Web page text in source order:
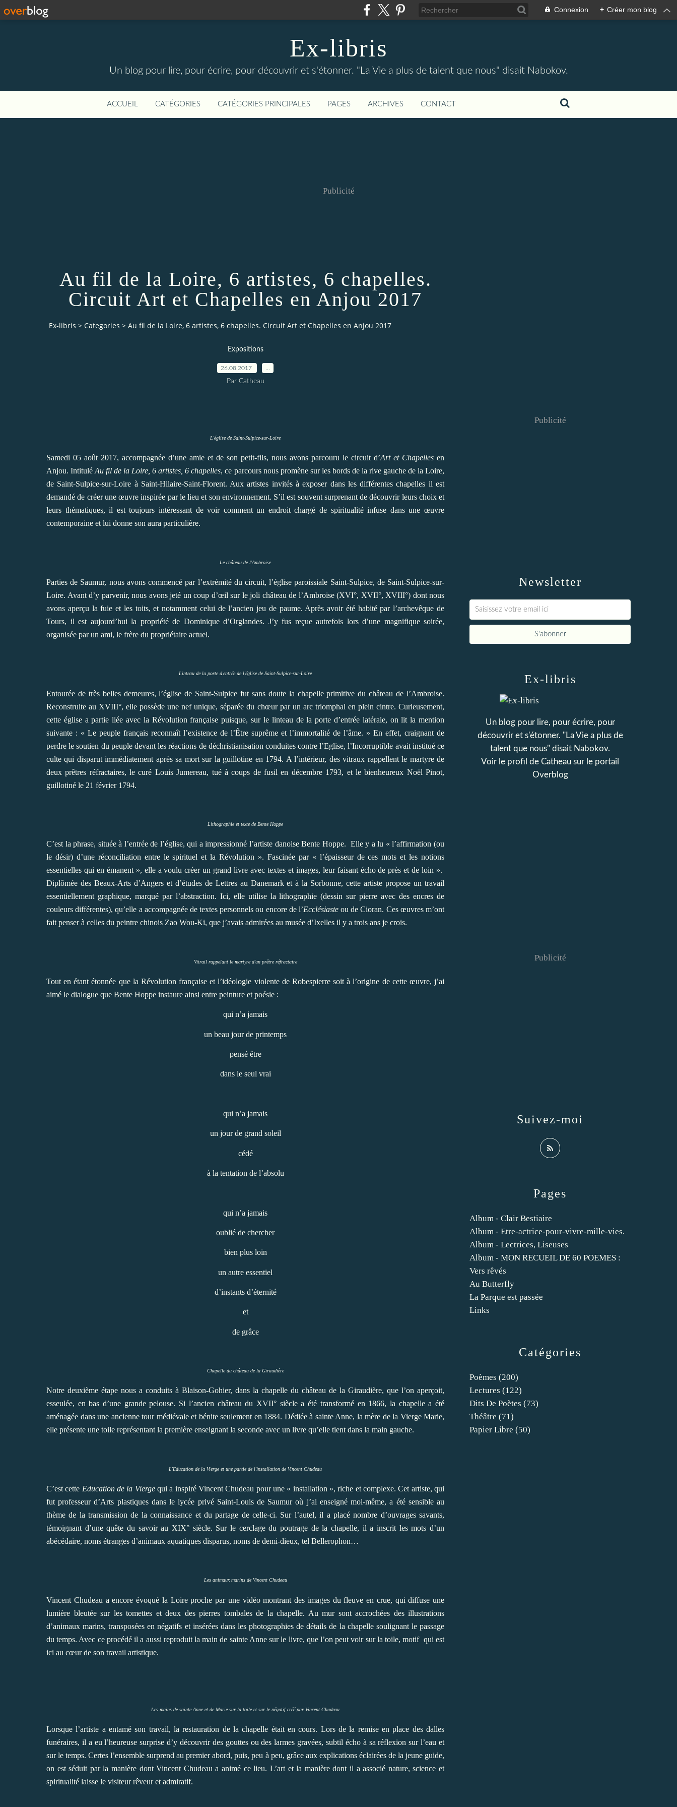
Connexion + Créer mon blog
Ex-libris
Un blog pour lire, pour écrire, pour découvrir et s'étonner. "La Vie a plus de talent que nous" disait Nabokov.
ACCUEIL CATÉGORIES CATÉGORIES PRINCIPALES PAGES ARCHIVES CONTACT
Publicité
Au fil de la Loire, 6 artistes, 6 chapelles.
Circuit Art et Chapelles en Anjou 2017
Ex-libris > Categories > Au fil de la Loire, 6 artistes, 6 chapelles. Circuit Art et Chapelles en Anjou 2017
Expositions
26.08.2017
Par Catheau
L'église de Saint-Sulpice-sur-Loire
Samedi 05 août 2017, accompagnée d’une amie et de son petit-fils, nous avons parcouru le circuit d’Art et Chapelles en
Anjou. IntituléAu fil de la Loire, 6 artistes, 6 chapelles, ce parcours nous promène sur les bords de la rive gauche de la Loire,
de Saint-Sulpice-sur-Loire à Saint-Hilaire-Saint-Florent. Aux artistes invités à exposer dans les différentes chapelles il est
demandé de créer une œuvre inspirée par le lieu et son environnement. S’il est souvent surprenant de découvrir leurs choix et
leurs thématiques, il est toujours intéressant de voir comment un endroit chargé de spiritualité infuse dans une œuvre
contemporaine et lui donne son aura particulière.
Le château de l'Ambroise
Parties de Saumur, nous avons commencé par l’extrémité du circuit, l’église paroissiale Saint-Sulpice, de Saint-Sulpice-sur-
Loire. Avant d’y parvenir, nous avons jeté un coup d’œil sur le joli château de l’Ambroise (XVI°, XVII°, XVIII°) dont nous
avons aperçu la fuie et les toits, et notamment celui de l’ancien jeu de paume. Après avoir été habité par l’archevêque de
Tours, il est aujourd’hui la propriété de Dominique d’Orglandes. J’y fus reçue autrefois lors d’une magnifique soirée,
organisée par un ami, le frère du propriétaire actuel.
Linteau de la porte d'entrée de l'église de Saint-Sulpice-sur-Loire
Entourée de très belles demeures, l’église de Saint-Sulpice fut sans doute la chapelle primitive du château de l’Ambroise.
Reconstruite au XVIII°, elle possède une nef unique, séparée du chœur par un arc triomphal en plein cintre. Curieusement,
cette église a partie liée avec la Révolution française puisque, sur le linteau de la porte d’entrée latérale, on lit la mention
suivante : « Le peuple français reconnaît l’existence de l’Être suprême et l’immortalité de l’âme. » En effet, craignant de
perdre le soutien du peuple devant les réactions de déchristianisation conduites contre l’Eglise, l’Incorruptible avait institué ce
culte qui disparut immédiatement après sa mort sur la guillotine en 1794. A l’intérieur, des vitraux rappellent le martyre de
deux prêtres réfractaires, le curé Louis Jumereau, tué à coups de fusil en décembre 1793, et le bienheureux Noël Pinot,
guillotiné le 21 février 1794.
Lithographie et texte de Bente Hoppe
C’est la phrase, située à l’entrée de l’église, qui a impressionné l’artiste danoise Bente Hoppe. Elle y a lu « l’affirmation (ou
le désir) d’une réconciliation entre le spirituel et la Révolution ». Fascinée par « l’épaisseur de ces mots et les notions
essentielles qui en émanent », elle a voulu créer un grand livre avec textes et images, leur faisant écho de près et de loin ».
Diplômée des Beaux-Arts d’Angers et d’études de Lettres au Danemark et à la Sorbonne, cette artiste propose un travail
essentiellement graphique, marqué par l’abstraction. Ici, elle utilise la lithographie (dessin sur pierre avec des encres de
couleurs différentes), qu’elle a accompagnée de textes personnels ou encore de l’Ecclésiasteou de Cioran. Ces œuvres m’ont
fait penser à celles du peintre chinois Zao Wou-Ki, que j’avais admirées au musée d’Ixelles il y a trois ans je crois.
Vitrail rappelant le martyre d'un prêtre réfractaire
Tout en étant étonnée que la Révolution française et l’idéologie violente de Robespierre soit à l’origine de cette œuvre, j’ai
aimé le dialogue que Bente Hoppe instaure ainsi entre peinture et poésie :
qui n’a jamais
un beau jour de printemps
pensé être
dans le seul vrai
qui n’a jamais
un jour de grand soleil
cédé
à la tentation de l’absolu
qui n’a jamais
oublié de chercher
bien plus loin
un autre essentiel
d’instants d’éternité
et
de grâce
Chapelle du château de la Giraudière
Notre deuxième étape nous a conduits à Blaison-Gohier, dans la chapelle du château de la Giraudière, que l’on aperçoit,
esseulée, en bas d’une grande pelouse. Si l’ancien château du XVII° siècle a été transformé en 1866, la chapelle a été
aménagée dans une ancienne tour médiévale et bénite seulement en 1884. Dédiée à sainte Anne, la mère de la Vierge Marie,
elle présente une toile représentant la première enseignant la seconde avec un livre qu’elle tient dans la main gauche.
L'Education de la Vierge et une partie de l'installation de Vincent Chudeau
C’est cette Education de la Viergequi a inspiré Vincent Chudeau pour une « installation », riche et complexe. Cet artiste, qui
fut professeur d’Arts plastiques dans le lycée privé Saint-Louis de Saumur où j’ai enseigné moi-même, a été sensible au
thème de la transmission de la connaissance et du partage de celle-ci. Sur l’autel, il a placé nombre d’ouvrages savants,
témoignant d’une quête du savoir au XIX° siècle. Sur le cerclage du poutrage de la chapelle, il a inscrit les mots d’un
abécédaire, noms étranges d’animaux aquatiques disparus, noms de demi-dieux, tel Bellerophon…
Les animaux marins de Vincent Chudeau
Vincent Chudeau a encore évoqué la Loire proche par une vidéo montrant des images du fleuve en crue, qui diffuse une
lumière bleutée sur les tomettes et deux des pierres tombales de la chapelle. Au mur sont accrochées des illustrations
d’animaux marins, transposées en négatifs et insérées dans les photographies de détails de la chapelle soulignant le passage
du temps. Avec ce procédé il a aussi reproduit la main de sainte Anne sur le livre, que l’on peut voir sur la toile, motif qui est
ici au cœur de son travail artistique.
Les mains de sainte Anne et de Marie sur la toile et sur le négatif créé par Vincent Chudeau
Lorsque l’artiste a entamé son travail, la restauration de la chapelle était en cours. Lors de la remise en place des dalles
funéraires, il a eu l’heureuse surprise d’y découvrir des gouttes ou des larmes gravées, subtil écho à sa réflexion sur l’eau et
sur le temps. Certes l’ensemble surprend au premier abord, puis, peu à peu, grâce aux explications éclairées de la jeune guide,
on est séduit par la manière dont Vincent Chudeau a animé ce lieu. L’art et la manière dont il a associé nature, science et
spiritualité laisse le visiteur rêveur et admiratif.
Newsletter
Publicité
Catégories
Poèmes (200)
Lectures (122)
Dits De Poètes (73)
Théâtre (71)
Papier Libre (50)
Pages
Album - Clair Bestiaire
Album - Etre-actrice-pour-vivre-mille-vies.
Album - Lectrices, Liseuses
Album - MON RECUEIL DE 60 POEMES :
Vers rêvés
Au Butterfly
La Parque est passée
Links
Ex-libris
Un blog pour lire, pour écrire, pour
découvrir et s'étonner. "La Vie a plus de
talent que nous" disait Nabokov.
Voir le profil de Catheau sur le portail
Overblog
Suivez-moi
Publicité